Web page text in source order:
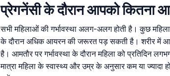
प्रेगनेंसी के दौरान आपको कितना
सभी महिलाओं की गर्भावस्था अलग-अलग होती है। कुछ
के दौरान अधिक आयरन की जरूरत पड़ सकती है। शरीर में
है। आमतौर पर गर्भावस्था के दौरान महिला को प्रतिदिन
मात्रा महिला के स्वास्थ्य और उम्र के अनुसार कम या